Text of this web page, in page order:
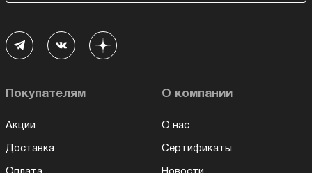
Покупателям
Акции
Доставка
О компании
О нас
Сертификаты